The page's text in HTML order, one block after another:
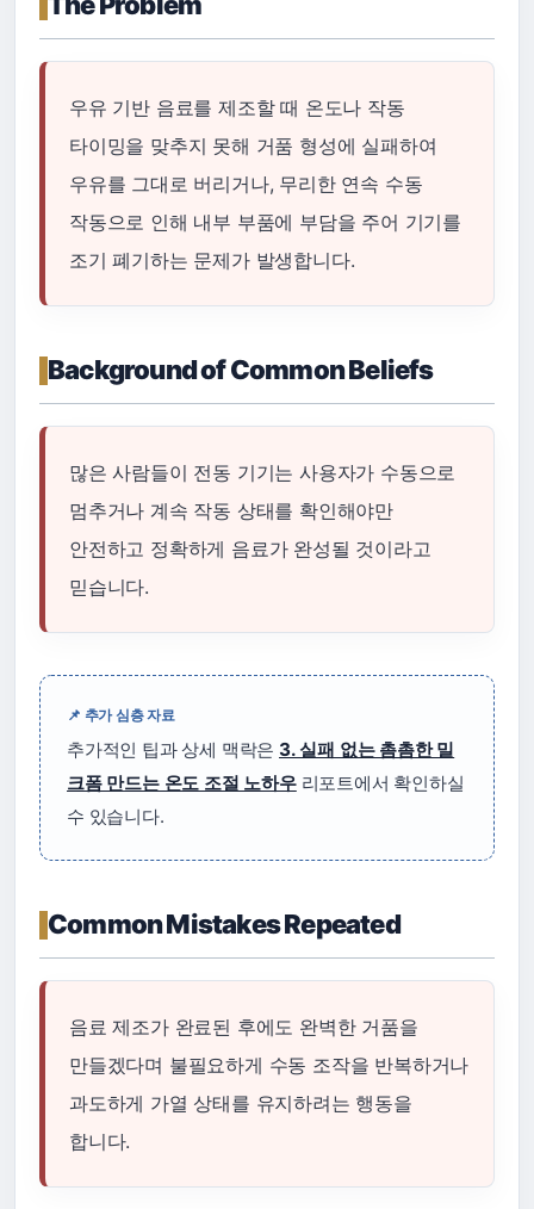
우유 기반 음료를 제조할 때 온도나 작동
타이밍을 맞추지 못해 거품 형성에 실패하여
우유를 그대로 버리거나, 무리한 연속 수동
작동으로 인해 내부 부품에 부담을 주어 기기를
조기 폐기하는 문제가 발생합니다.
Background of Common Beliefs
많은 사람들이 전동 기기는 사용자가 수동으로
멈추거나 계속 작동 상태를 확인해야만
안전하고 정확하게 음료가 완성될 것이라고
믿습니다.
📌 추가 심층 자료
추가적인 팁과 상세 맥락은 3. 실패 없는 촘촘한 밀
크폼 만드는 온도 조절 노하우리포트에서 확인하실
수 있습니다.
Common Mistakes Repeated
음료 제조가 완료된 후에도 완벽한 거품을
만들겠다며 불필요하게 수동 조작을 반복하거나
과도하게 가열 상태를 유지하려는 행동을
합니다.